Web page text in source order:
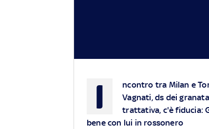
I
ncontro tra Milan e
Vagnati, ds dei
trattativa, c'è fiducia:
bene con lui in rossonero